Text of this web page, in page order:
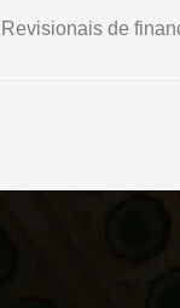
Revisionais de